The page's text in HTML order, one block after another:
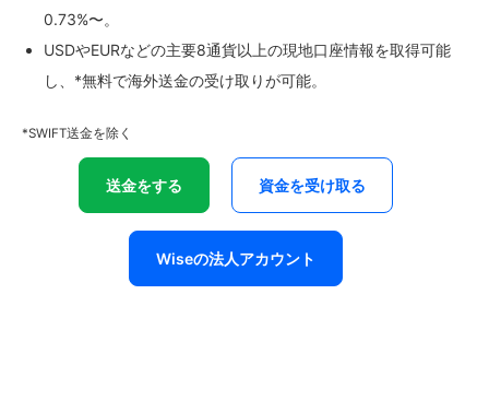
0.73%〜。
USDやEURなどの主要8通貨以上の現地口座情報を取得可能
し、*無料で海外送金の受け取りが可能。
*SWIFT送金を除く
送金をする 資金を受け取る
Wiseの法人アカウント